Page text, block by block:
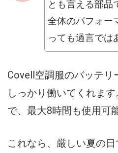
とも言える部品
全体のパフォー
っても過言では
Covell空調服のバッテリ
しっかり働いてくれま
で、最大8時間も使用可
これなら、厳しい夏の